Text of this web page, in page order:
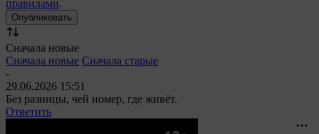
правилами.
Сначала новые
Сначала новые Сначала старые
-
29.06.2026 15:51
Без разницы, чей номер, где живёт.
Ответить